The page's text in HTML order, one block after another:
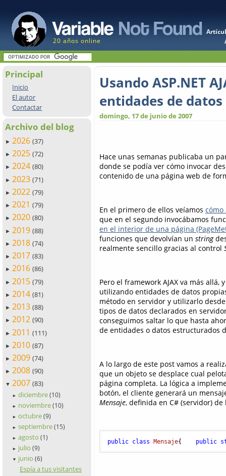
20 años online
Principal
Inicio
El autor
Contactar
Archivo del blog
► 2026 (37)
► 2025 (72)
► 2024 (80)
► 2023 (71)
► 2022 (79)
► 2021 (79)
► 2020 (80)
► 2019 (88)
► 2018 (74)
► 2017 (83)
► 2016 (86)
► 2015 (79)
► 2014 (81)
► 2013 (88)
► 2012 (90)
► 2011 (111)
► 2010 (87)
► 2009 (74)
► 2008 (90)
▼ 2007 (83)
► diciembre (10)
► noviembre (10)
► octubre (9)
► septiembre (15)
► agosto (1)
► julio (9)
▼ junio (6)
Espía a tus visitantes
Usando ASP.NET
entidades de datos
domingo, 17 de junio de 2007
Hace unas semanas publicaba un
donde se podía ver cómo invocar
contenido de una página web de
En el primero de ellos veíamos cómo
que en el segundo invocábamos
en el interior de una página
funciones que devolvían un string
realmente sencillo gracias al control
Pero el framework AJAX va más
utilizando entidades de datos
método en servidor y utilizarlo
tipos de datos declarados en
conseguimos saltar lo que hasta
de entidades o datos estructurados
A lo largo de este post vamos a
que un objeto se desplace cual
página completa. La lógica a
botón, el cliente generará un
Mensaje, definida en C# (servidor)
public class Mensaje{ public